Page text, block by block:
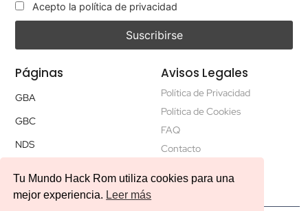
Acepto la política de privacidad
Páginas
GBA
GBC
NDS
Avisos Legales
Política de Privacidad
Política de Cookies
FAQ
Contacto
Tu Mundo Hack Rom utiliza cookies para una
mejor experiencia. Leer más